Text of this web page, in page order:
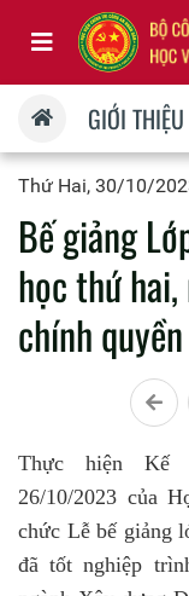
GIỚI THIỆU
Thứ Hai, 30/10/
Bế giảng
học thứ
chính
Thực hiện Kế
26/10/2023 của
chức Lễ bế giảng
đã tốt nghiệp